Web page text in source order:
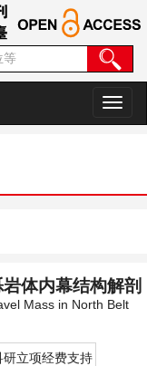
切
换
体内幕结构解剖
Mass in North Belt
研立项经费支持